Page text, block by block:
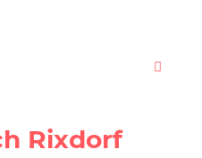
Rixdorf